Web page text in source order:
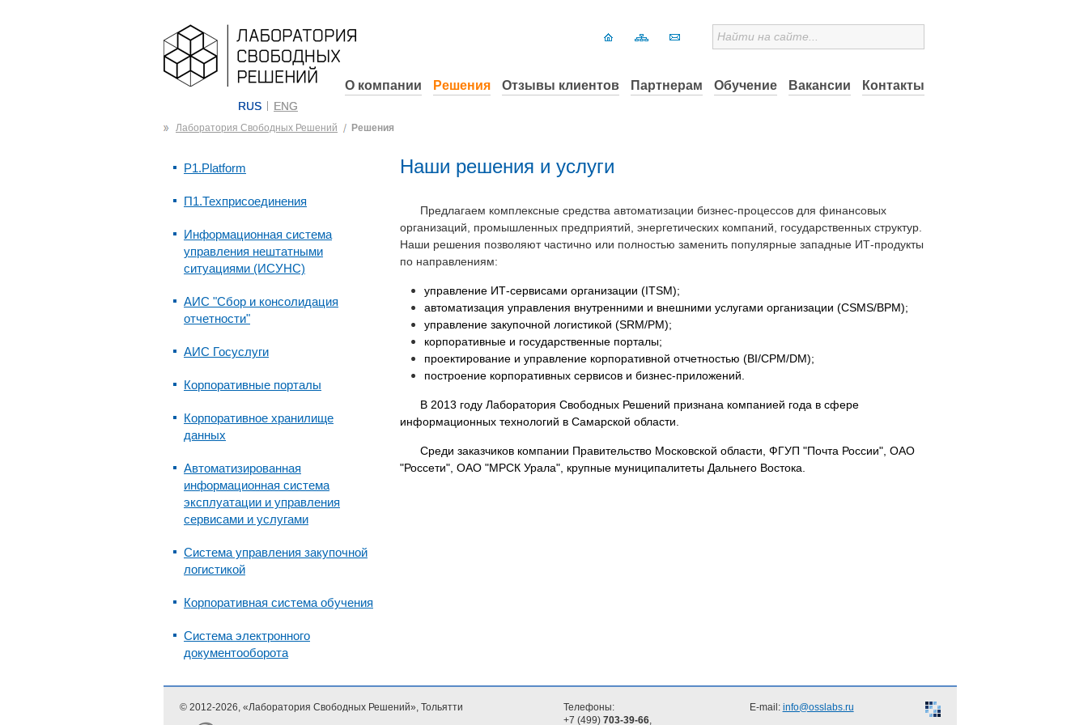
RUS ENG
О компании Решения Отзывы клиентов Партнерам Обучение Вакансии Контакты
Лаборатория Свободных Решений Решения
P1.Platform
П1.Техприсоединения
Информационная система
управления нештатными
ситуациями (ИСУНС)
АИС "Сбор и консолидация
отчетности"
АИС Госуслуги
Корпоративные порталы
Корпоративное хранилище
данных
Автоматизированная
информационная система
эксплуатации и управления
сервисами и услугами
Система управления закупочной
логистикой
Корпоративная система обучения
Система электронного
документооборота
Наши решения и услуги
Предлагаем комплексные средства автоматизации бизнес-процессов для финансовых
организаций, промышленных предприятий, энергетических компаний, государственных структур.
Наши решения позволяют частично или полностью заменить популярные западные ИТ-продукты
по направлениям:
управление ИТ-сервисами организации (ITSM);
автоматизация управления внутренними и внешними услугами организации (CSMS/BPM);
управление закупочной логистикой (SRM/PM);
корпоративные и государственные порталы;
проектирование и управление корпоративной отчетностью (BI/CPM/DM);
построение корпоративных сервисов и бизнес-приложений.
В 2013 году Лаборатория Свободных Решений признана компанией года в сфере
информационных технологий в Самарской области.
Среди заказчиков компании Правительство Московской области, ФГУП "Почта России", ОАО
"Россети", ОАО "МРСК Урала", крупные муниципалитеты Дальнего Востока.
© 2012-2026, «Лаборатория Свободных Решений», Тольятти
Телефоны:
+7 (499) 703-39-66,
E-mail: info@osslabs.ru